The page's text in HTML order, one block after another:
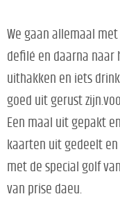
We gaan allemaal
defilé en daarna naar
uithakken en iets
goed uit gerust
Een maal uit gepakt
kaarten uit gedeelt
met de special golf
van prise daeu.